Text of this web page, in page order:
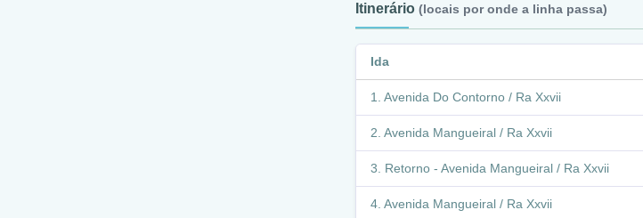
Itinerário (locais por onde a linha passa)
Ida
Avenida Do Contorno / Ra Xxvii
Avenida Mangueiral / Ra Xxvii
Retorno - Avenida Mangueiral / Ra Xxvii
Avenida Mangueiral / Ra Xxvii